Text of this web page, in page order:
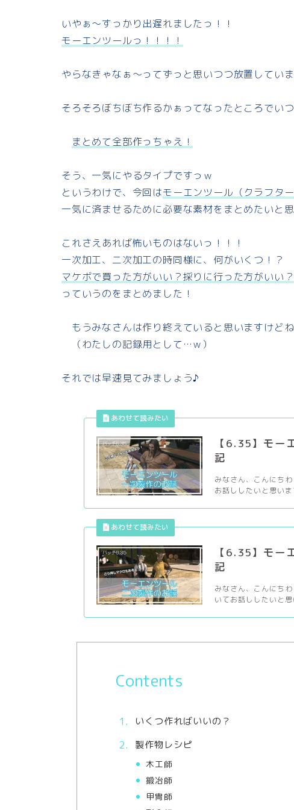
e
e
b
o
e
s
k
y
i
いやぁ～すっかり出遅れましたっ！！
モーエンツールっ！！！！
やらなきゃなぁ～ってずっと思いつつ放置してい
そろそろぼちぼち作るかぁってなったところでい
まとめて全部作っちゃえ！
そう、一気にやるタイプですっｗ
というわけで、今回はモーエンツール（クラフタ
一気に済ませるために必要な素材をまとめたいと
これさえあれば怖いものはないっ！！！
一次加工、二次加工の時同様に、何がいくつ！？
マケボで買った方がいい？採りに行った方がいい？
っていうのをまとめました！
もうみなさんは作り終えていると思いますけどね
（わたしの記録用として…ｗ）
それでは早速見てみましょう♪
【6.35】モー
記
みなさん、こんにち
お話ししたいと思い
【6.35】モー
記
みなさん、こんにち
いてお話ししたいと
Contents
いくつ作ればいいの？
製作物レシピ
木工師
鍛冶師
甲冑師